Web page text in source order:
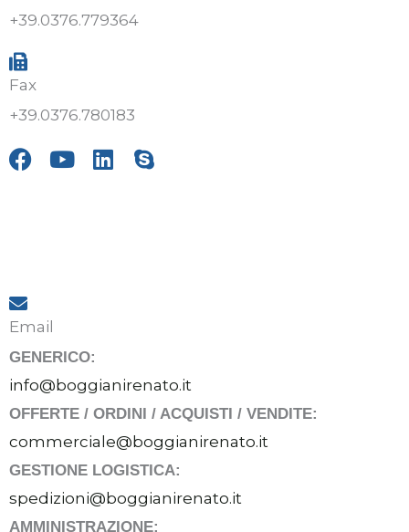
+39.0376.779364
Fax
+39.0376.780183
F
o
k
Y
L
S
Email
GENERICO:
info@boggianirenato.it
OFFERTE / ORDINI / ACQUISTI / VENDITE:
commerciale@boggianirenato.it
GESTIONE LOGISTICA:
spedizioni@boggianirenato.it
AMMINISTRAZIONE: